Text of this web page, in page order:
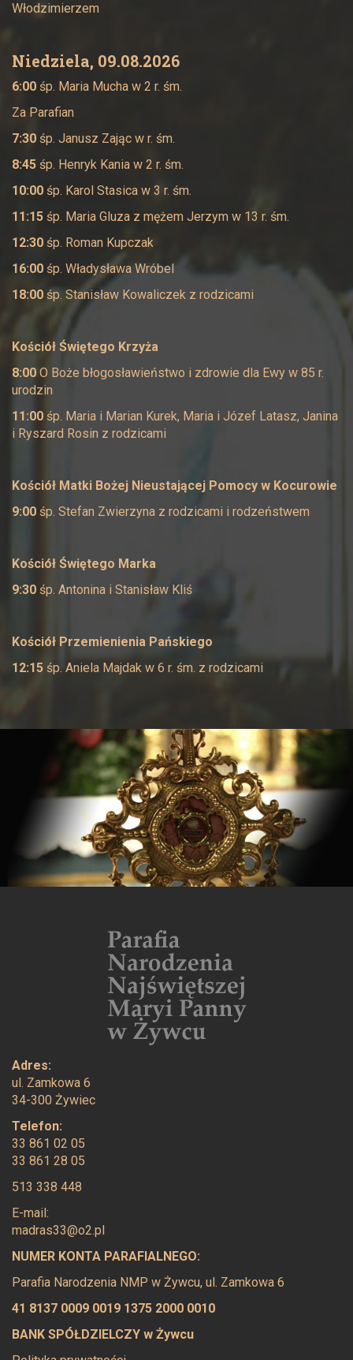
Włodzimierzem
Niedziela, 09.08.2026
6:00 śp. Maria Mucha w 2 r. śm.
Za Parafian
7:30 śp. Janusz Zając w r. śm.
8:45 śp. Henryk Kania w 2 r. śm.
10:00 śp. Karol Stasica w 3 r. śm.
11:15 śp. Maria Gluza z mężem Jerzym w 13 r. śm.
12:30 śp. Roman Kupczak
16:00 śp. Władysława Wróbel
18:00 śp. Stanisław Kowaliczek z rodzicami
Kościół Świętego Krzyża
8:00 O Boże błogosławieństwo i zdrowie dla Ewy w 85 r.
urodzin
11:00 śp. Maria i Marian Kurek, Maria i Józef Latasz, Janina
i Ryszard Rosin z rodzicami
Kościół Matki Bożej Nieustającej Pomocy w Kocurowie
9:00 śp. Stefan Zwierzyna z rodzicami i rodzeństwem
Kościół Świętego Marka
9:30 śp. Antonina i Stanisław Kliś
Kościół Przemienienia Pańskiego
12:15 śp. Aniela Majdak w 6 r. śm. z rodzicami
Adres:
ul. Zamkowa 6
34-300 Żywiec
Telefon:
33 861 02 05
33 861 28 05
513 338 448
E-mail:
madras33@o2.pl
NUMER KONTA PARAFIALNEGO:
Parafia Narodzenia NMP w Żywcu, ul. Zamkowa 6
41 8137 0009 0019 1375 2000 0010
BANK SPÓŁDZIELCZY w Żywcu